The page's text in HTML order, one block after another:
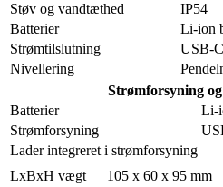
Støv og vandtæthed
IP54
Batterier
Li-ion
Strømtilslutning
USB-C
Nivellering
Strømforsyning
Batterier
Li-
Strømforsyning
Lader integreret i strømforsyning
LxBxH vægt
105 x 60 x 95 mm